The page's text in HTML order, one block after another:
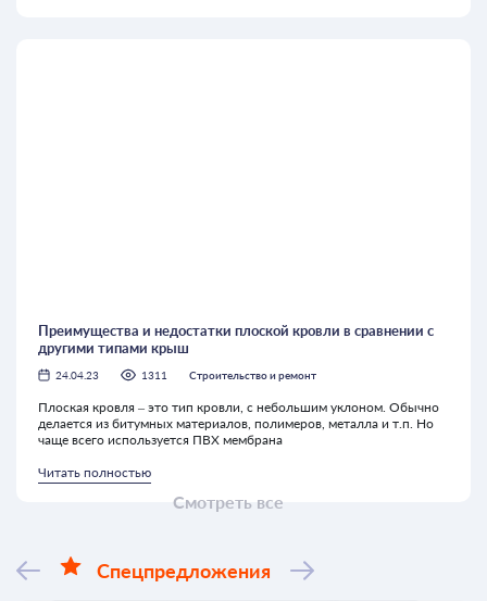
Смотреть все
Преимущества и недостатки плоской кровли в сравнении с
другими типами крыш
24.04.23 1311 Строительство и ремонт
Плоская кровля – это тип кровли, с небольшим уклоном. Обычно
делается из битумных материалов, полимеров, металла и т.п. Но
чаще всего используется ПВХ мембрана
Читать полностью
Спецпредложения